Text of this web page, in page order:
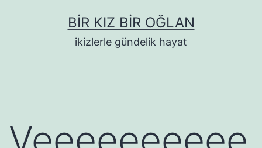
BIR KIZ BIR OĞLAN
ikizlerle gündelik hayat